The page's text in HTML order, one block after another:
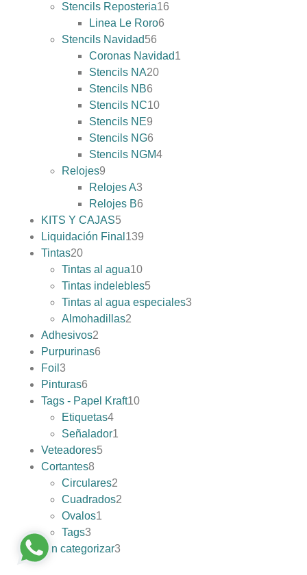
Stencils Reposteria16
Linea Le Roro6
Stencils Navidad56
Coronas Navidad1
Stencils NA20
Stencils NB6
Stencils NC10
Stencils NE9
Stencils NG6
Stencils NGM4
Relojes9
Relojes A3
Relojes B6
KITS Y CAJAS5
Liquidación Final 139
Tintas20
Tintas al agua10
Tintas indelebles5
Tintas al agua especiales3
Almohadillas2
Adhesivos2
Purpurinas6
Foil 3
Pinturas6
Tags - Papel Kraft10
Etiquetas4
Señalador1
Veteadores5
Cortantes8
Circulares2
Cuadrados2
Ovalos1
Tags3
Sin categorizar3